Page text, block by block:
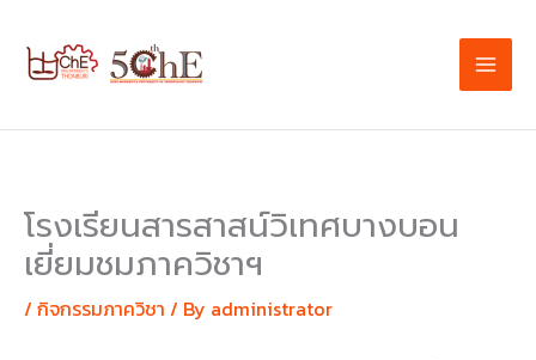
content
โรงเรียนสารสาสน์วิเทศบางบอน
เยี่ยมชมภาควิชาฯ
/ กิจกรรมภาควิชา / By administrator